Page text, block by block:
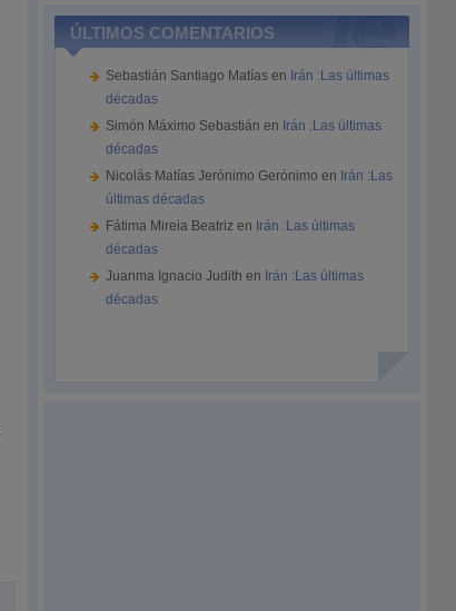
ÚLTIMOS COMENTARIOS
Sebastián Santiago Matías en Irán :Las últimas
décadas
Simón Máximo Sebastián en Irán :Las últimas
décadas
Nicolás Matías Jerónimo Gerónimo en Irán :Las
últimas décadas
Fátima Mireia Beatriz en Irán :Las últimas
décadas
Juanma Ignacio Judith en Irán :Las últimas
décadas